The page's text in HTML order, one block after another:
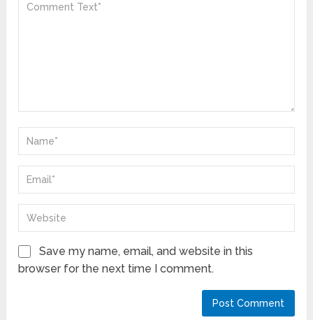
Save my name, email, and website in this
browser for the next time I comment.